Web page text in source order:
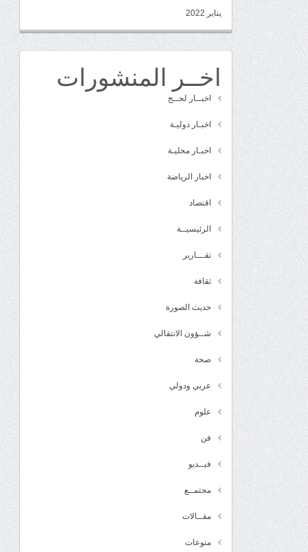
يناير 2022
اخــر المنشورات
اخبــار لحــج
اخبـار دوليـة
اخبـار محليـة
اخبار الرياضة
اقتصاد
الرئيسيــة
تقـــارير
ثقافة
حديث الصورة
شــؤون الانتقالي
صحة
عربي ودولي
علوم
فن
فيــديو
مجتمــع
مقــالات
منوعات